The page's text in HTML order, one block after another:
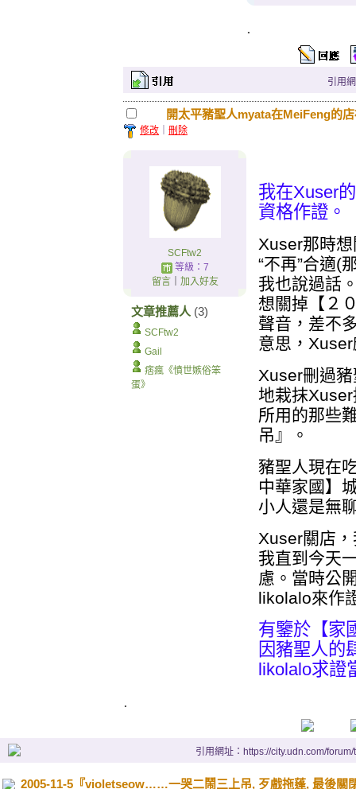
.
引用
開太平豬聖人myata在MeiFeng的
修改 刪除
SCFtw2
等級：7
留言｜ 加入好友
文章推薦人 (3)
SCFtw2
Gail
痞瘋《憤世嫉俗笨
蛋》
我在Xuser
資格作證。
Xuser那時
“不再”合適(
我也說過話
想關掉【２
聲音，差不
意思，
Xuser刪過
地栽抹Xuser
所用的那些
吊』。
豬聖人現在
中華家國】
小人還是無
Xuser關店
我直到今天
慮。當時公
likolalo來作
有鑒於【家
因豬聖人的
likolalo求證
.
引用網址：https://city.udn.com/
2005-11-5『violetseow……一哭二鬧三上吊, 歹戲拖蓬, 最後關